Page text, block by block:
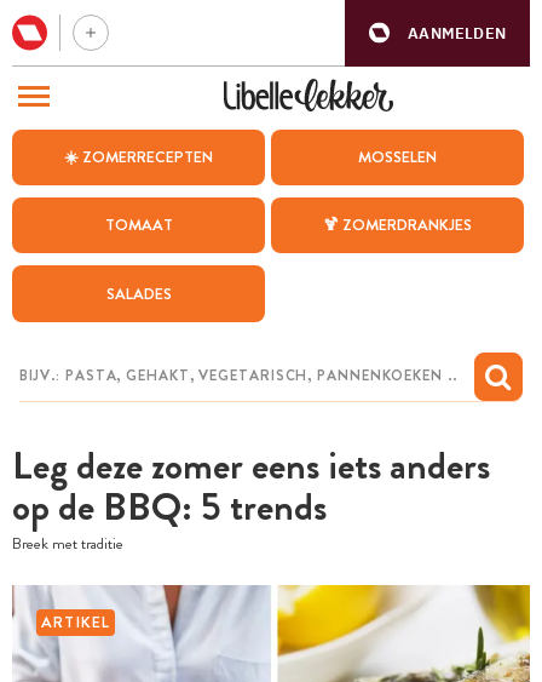
AANMELDEN
☀️ ZOMERRECEPTEN MOSSELEN
TOMAAT 🍹 ZOMERDRANKJES
SALADES
Leg deze zomer eens iets anders
op de BBQ: 5 trends
Breek met traditie
ARTIKEL
BEZOEK ONZE ANDERE WEBSITES
WEEKMENU
CHAT MET MAIA
MIJN BEWAARDE RECEPTEN